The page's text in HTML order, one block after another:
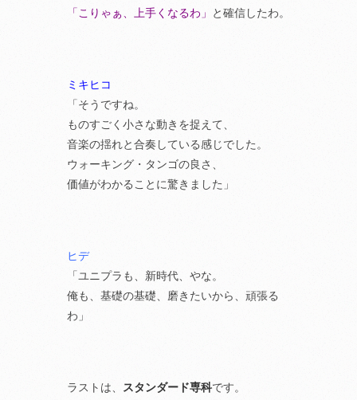
「こりゃぁ、上手くなるわ」
と確信したわ。
ミキヒコ
「そうですね。
ものすごく小さな動きを捉えて、
音楽の揺れと合奏している感じでした。
ウォーキング・タンゴの良さ、
価値がわかることに驚きました」
ヒデ
「ユニプラも、新時代、やな。
俺も、基礎の基礎、磨きたいから、頑張る
わ」
ラストは、 スタンダード専科です。